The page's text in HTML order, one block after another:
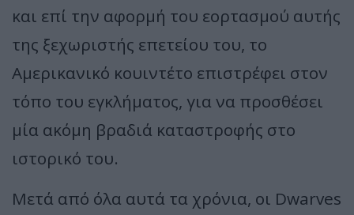
και επί την αφορμή του εορτασμού αυτής
της ξεχωριστής επετείου του, το
Αμερικανικό κουιντέτο επιστρέφει στον
τόπο του εγκλήματος, για να προσθέσει
μία ακόμη βραδιά καταστροφής στο
ιστορικό του.
Μετά από όλα αυτά τα χρόνια, οι Dwarves